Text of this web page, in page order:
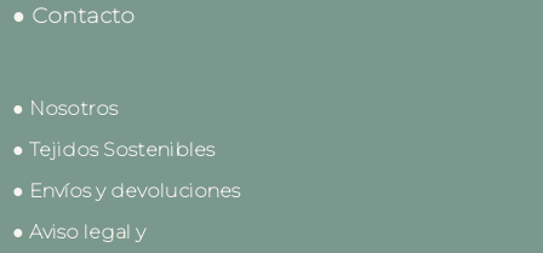
● Contacto
● Nosotros
● Tejidos Sostenibles
● Envíos y devoluciones
● Aviso legal y